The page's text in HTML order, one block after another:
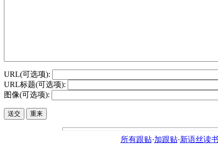
URL(可选项):
URL标题(可选项):
图像(可选项):
所有跟贴·加跟贴·新语丝读